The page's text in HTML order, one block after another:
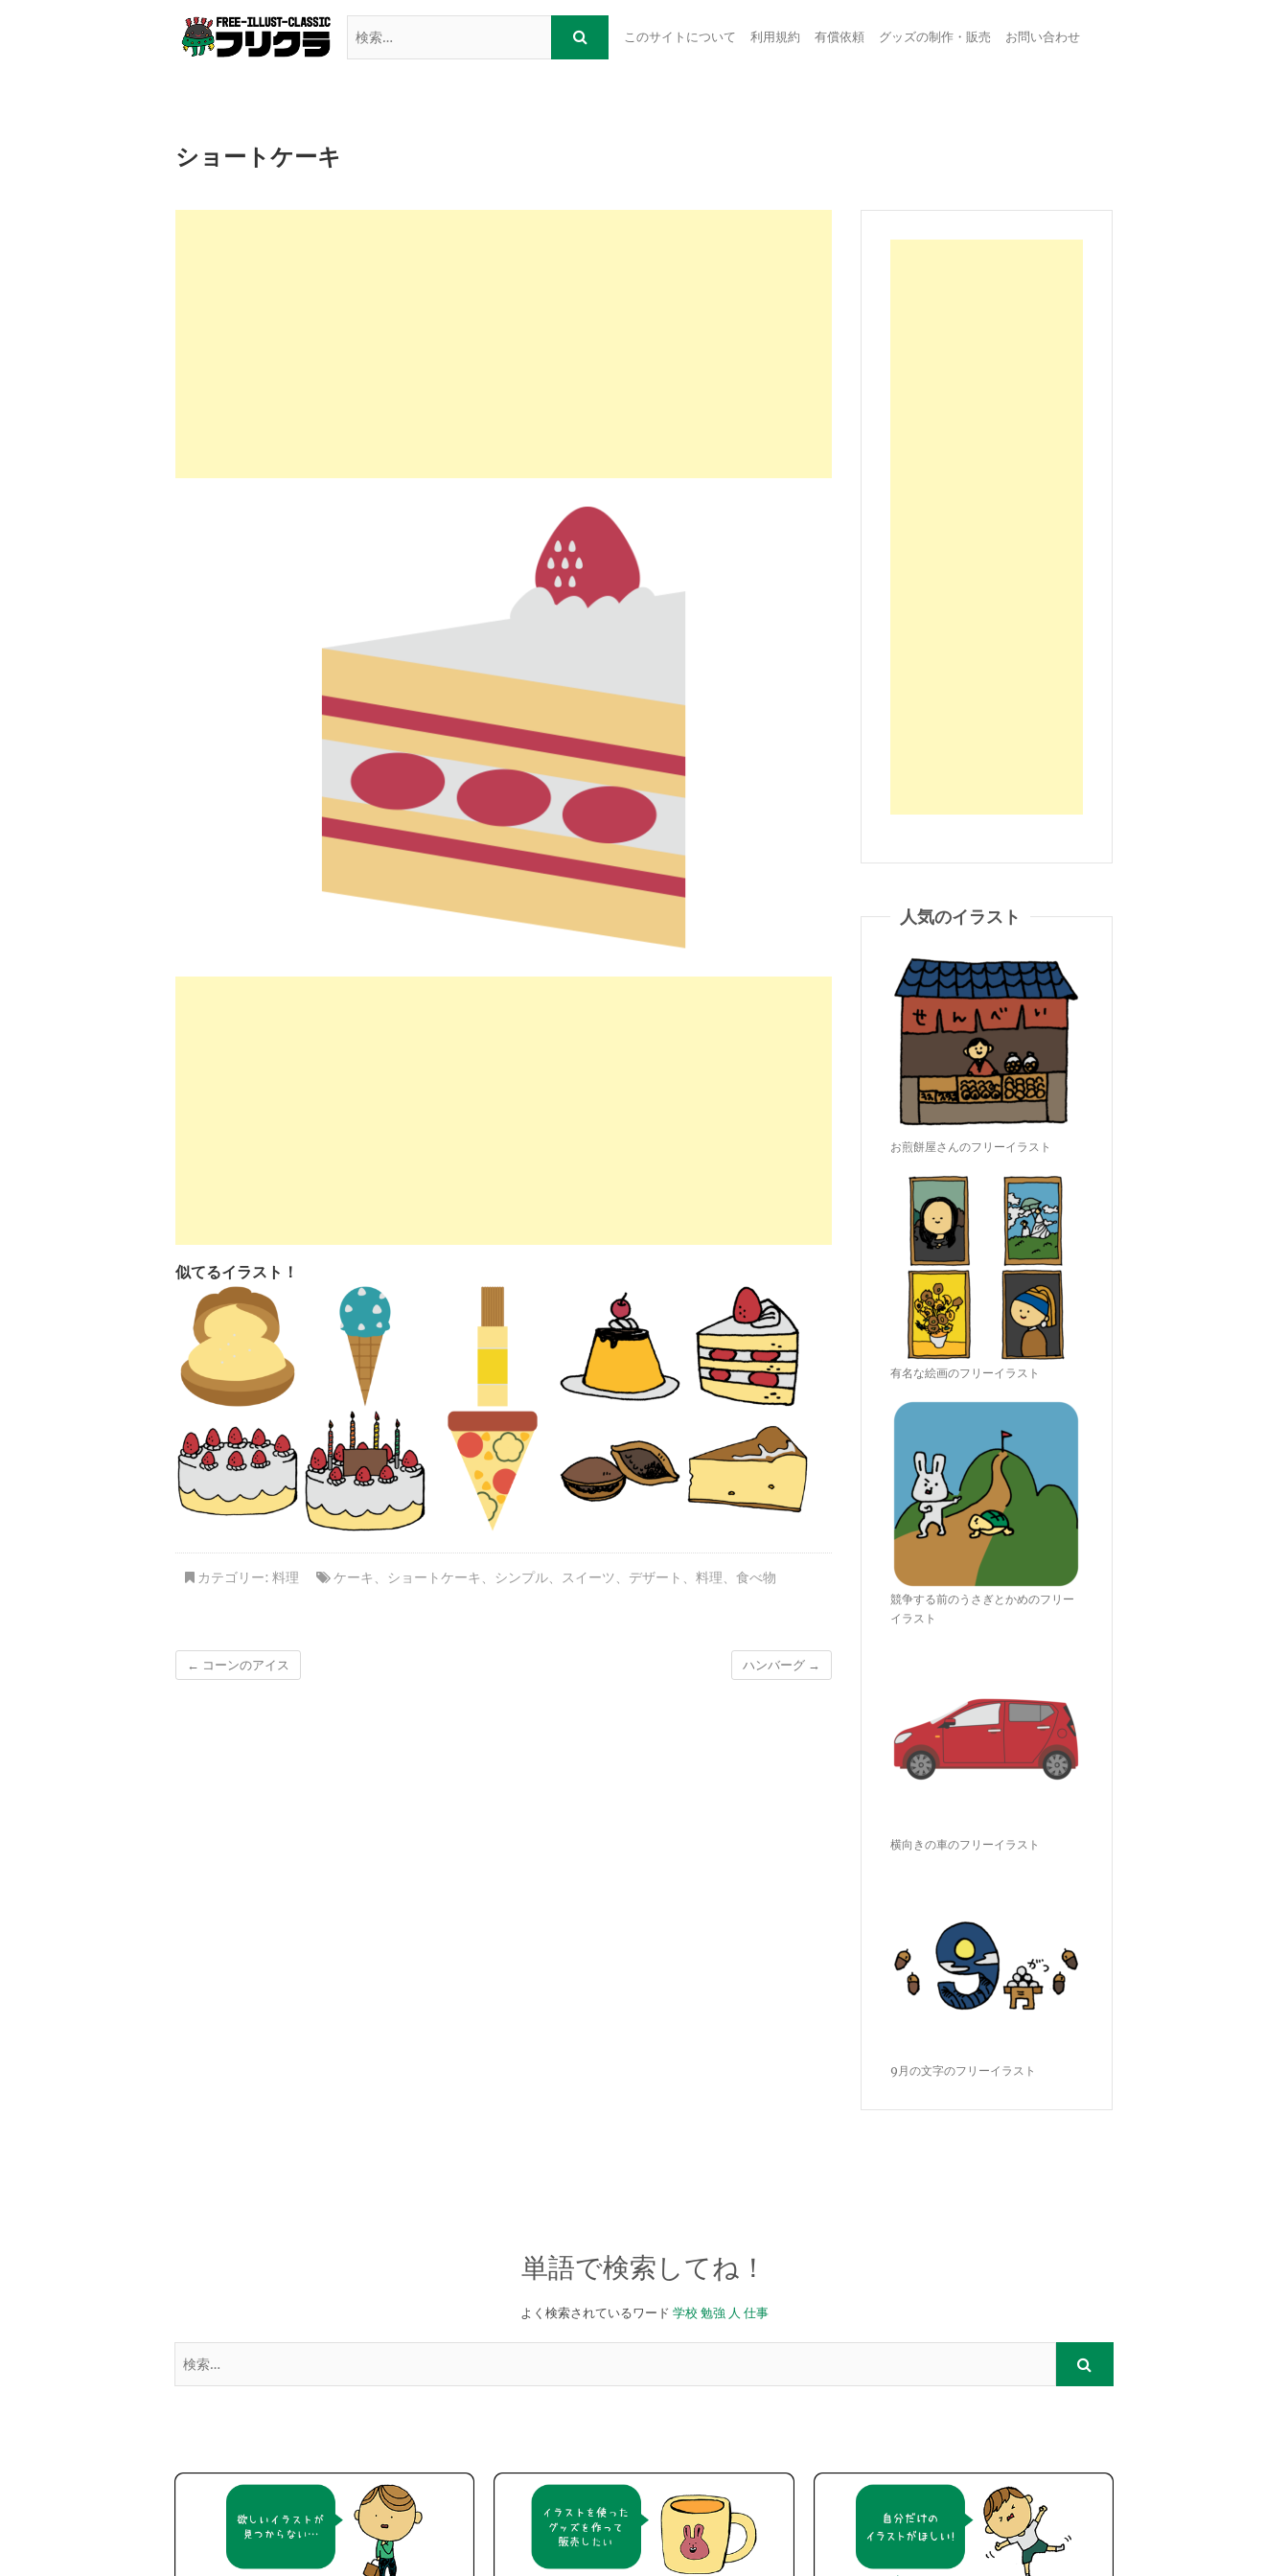
このサイトについて 利用規約 有償依頼 グッズの制作・販売 お問い合わせ
ショートケーキ
似てるイラスト！
カテゴリー: 料理 ケーキ 、 ショートケーキ 、 シンプル、 スイーツ、 デザート 、 料理、 食べ物
← コーンのアイス ハンバーグ →
人気のイラスト
お煎餅屋さんのフリーイラスト
有名な絵画のフリーイラスト
競争する前のうさぎとかめのフリー
イラスト
横向きの車のフリーイラスト
9月の文字のフリーイラスト
単語で検索してね！
よく検索されているワード 学校 勉強 人 仕事